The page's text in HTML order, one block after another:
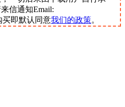
信通知Email:
买即默认同意我们的政策。